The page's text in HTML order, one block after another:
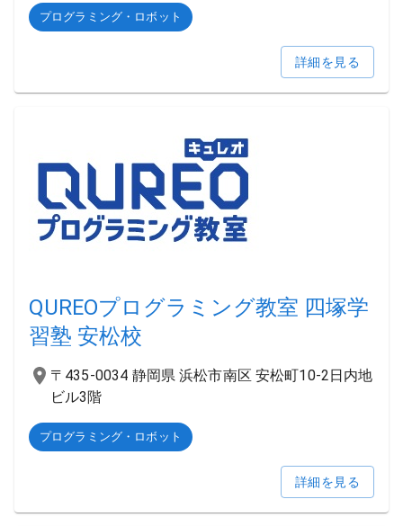
プログラミング・ロボット
詳細を見る
QUREOプログラミング教室 四塚学
習塾 安松校
〒435-0034 静岡県 浜松市南区 安松町10-2日内地
ビル3階
プログラミング・ロボット
詳細を見る